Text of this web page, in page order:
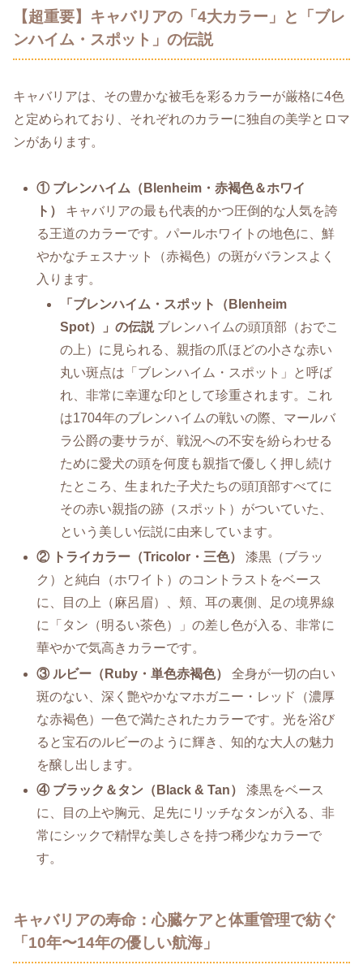
【超重要】キャバリアの「4大カラー」と「ブレ
ンハイム・スポット」の伝説
キャバリアは、その豊かな被毛を彩るカラーが厳格に4色
と定められており、それぞれのカラーに独自の美学とロマ
ンがあります。
① ブレンハイム（Blenheim・赤褐色＆ホワイ
ト）
キャバリアの最も代表的かつ圧倒的な人気を誇
る王道のカラーです。パールホワイトの地色に、鮮
やかなチェスナット（赤褐色）の斑がバランスよく
入ります。
「ブレンハイム・スポット（Blenheim
Spot）」の伝説 ブレンハイムの頭頂部（おでこ
の上）に見られる、親指の爪ほどの小さな赤い
丸い斑点は「ブレンハイム・スポット」と呼ば
れ、非常に幸運な印として珍重されます。これ
は1704年のブレンハイムの戦いの際、マールバ
ラ公爵の妻サラが、戦況への不安を紛らわせる
ために愛犬の頭を何度も親指で優しく押し続け
たところ、生まれた子犬たちの頭頂部すべてに
その赤い親指の跡（スポット）がついていた、
という美しい伝説に由来しています。
② トライカラー（Tricolor・三色）
漆黒（ブラッ
ク）と純白（ホワイト）のコントラストをベース
に、目の上（麻呂眉）、頬、耳の裏側、足の境界線
に「タン（明るい茶色）」の差し色が入る、非常に
華やかで気高きカラーです。
③ ルビー（Ruby・単色赤褐色）
全身が一切の白い
斑のない、深く艶やかなマホガニー・レッド（濃厚
な赤褐色）一色で満たされたカラーです。光を浴び
ると宝石のルビーのように輝き、知的な大人の魅力
を醸し出します。
④ ブラック＆タン（Black & Tan）
漆黒をベース
に、目の上や胸元、足先にリッチなタンが入る、非
常にシックで精悍な美しさを持つ稀少なカラーで
す。
キャバリアの寿命：心臓ケアと体重管理で紡ぐ
「10年〜14年の優しい航海」